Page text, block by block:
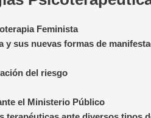
Feminista
y sus nuevas formas de
del riesgo
el Ministerio Público